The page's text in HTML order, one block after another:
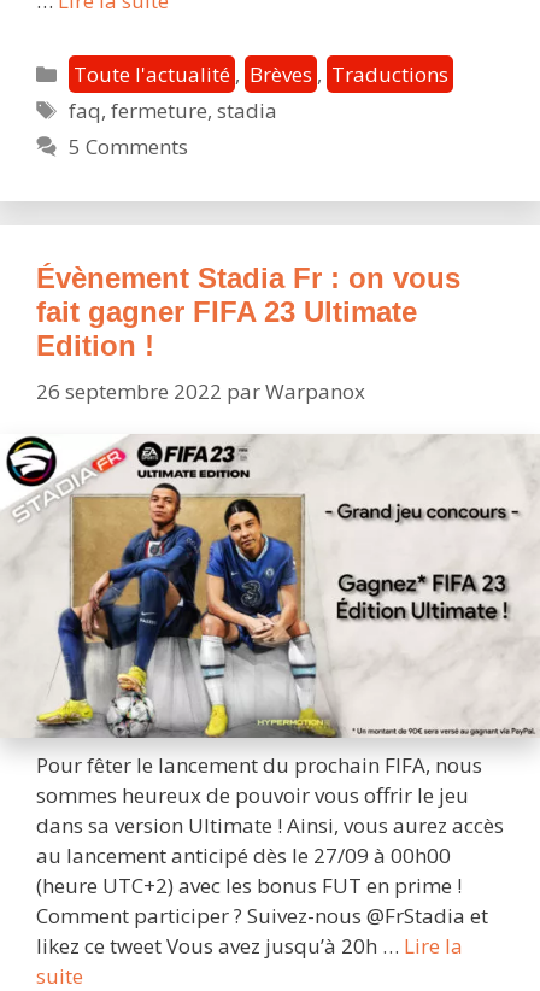
de
Stadia
:
accès,
ce
faut
savoir
Catégories
Toute l'actualité , Brèves , Traductions
Étiquettes
faq,fermeture,stadia
5 Comments
Évènement Stadia Fr : on vous
fait gagner FIFA 23 Ultimate
Edition !
26 septembre 2022 parWarpanox
Pour fêter le lancement du prochain FIFA, nous
sommes heureux de pouvoir vous offrir le jeu
dans sa version Ultimate ! Ainsi, vous aurez accès
au lancement anticipé dès le 27/09 à 00h00
(heure UTC+2) avec les bonus FUT en prime !
Comment participer ? Suivez-nous @FrStadia et
likez ce tweet Vous avez jusqu’à 20h … Lire la
suite